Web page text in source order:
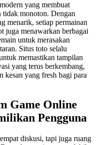
yang membuat
tidak monoton. Dengan
menarik, setiap permainan
juga menawarkan berbagai
untuk merasakan
Situs toto selalu
memastikan tampilan
yang terus berkembang,
kesan yang fresh bagi para
Game Online
Pengguna
diskusi, tapi juga ruang